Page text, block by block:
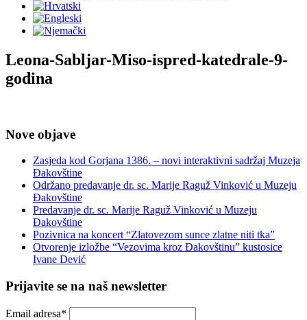
Leona-Sabljar-Miso-ispred-katedrale-9-
godina
Nove objave
Zasjeda kod Gorjana 1386. – novi interaktivni sadržaj Muzeja
Đakovštine
Održano predavanje dr. sc. Marije Raguž Vinković u Muzeju
Đakovštine
Predavanje dr. sc. Marije Raguž Vinković u Muzeju
Đakovštine
Pozivnica na koncert “Zlatovezom sunce zlatne niti tka”
Otvorenje izložbe “Vezovima kroz Đakovštinu” kustosice
Ivane Dević
Prijavite se na naš newsletter
Email adresa*